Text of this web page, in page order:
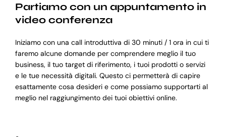
Partiamo con un appuntamento in
video conferenza
Iniziamo con una call introduttiva di 30 minuti / 1 ora in cui ti
faremo alcune domande per comprendere meglio il tuo
business, il tuo target di riferimento, i tuoi prodotti o servizi
e le tue necessità digitali. Questo ci permetterà di capire
esattamente cosa desideri e come possiamo supportarti al
meglio nel raggiungimento dei tuoi obiettivi online.